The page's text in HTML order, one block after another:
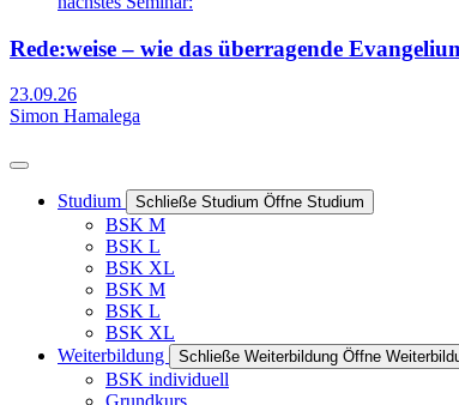
Rede:weise – wie das überragende
23.09.26
Simon Hamalega
Studium Schließe Studium Öffne Studium
BSK M
BSK L
BSK XL
BSK M
BSK L
BSK XL
Weiterbildung
Schließe Weiterbildung Öffne
BSK individuell